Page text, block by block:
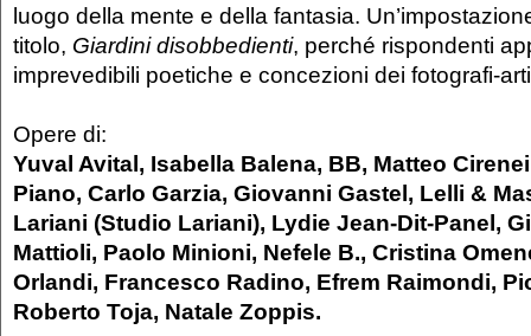
luogo della mente e della fantasia.
titolo, Giardini disobbedienti, perché rispondenti
imprevedibili poetiche e concezioni dei fotografi-
Opere di:
Yuval Avital, Isabella Balena, BB, Matteo
Piano, Carlo Garzia, Giovanni Gastel, Lelli &
Lariani (Studio Lariani), Lydie Jean-Dit-Panel,
Mattioli, Paolo Minioni, Nefele B., Cristina
Orlandi, Francesco Radino, Efrem Raimondi,
Roberto Toja, Natale Zoppis.